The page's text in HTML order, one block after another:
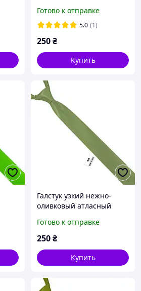
Готово к отправке
5.0 (1)
250₴
Купить
Галстук узкий нежно-
оливковый атласный
Готово к отправке
250₴
Купить